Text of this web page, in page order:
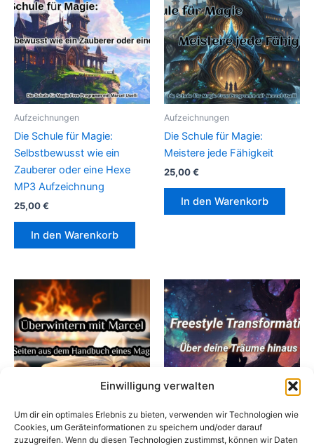
Einwilligung verwalten
Um dir ein optimales Erlebnis zu bieten, verwenden wir Technologien wie
Cookies, um Geräteinformationen zu speichern und/oder darauf
zuzugreifen. Wenn du diesen Technologien zustimmst, können wir Daten
Aufzeichnungen
Die Schule für Magie:
Selbstbewusst wie ein
Zauberer oder eine Hexe
MP3 Aufzeichnung
25,00€
In den Warenkorb
Aufzeichnungen
Die Schule für Magie:
Meistere jede Fähigkeit
25,00€
In den Warenkorb
Aufzeichnungen Aufzeichnungen